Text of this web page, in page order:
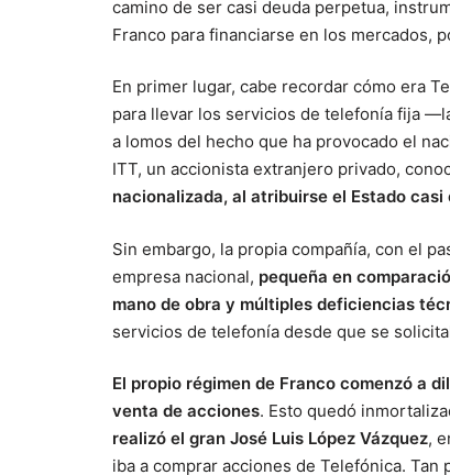
camino de ser casi deuda perpetua,
Franco para financiarse en los mercados,
En primer lugar, cabe recordar cómo era
para llevar los servicios de telefonía fija
a lomos del hecho que ha provocado el
ITT, un accionista extranjero privado,
nacionalizada, al atribuirse el Estado
Sin embargo, la propia compañía, con el
empresa nacional, pequeña en
mano de obra y múltiples deficiencias
servicios de telefonía desde que se
El propio régimen de Franco comenzó a
venta de acciones. Esto quedó
realizó el gran José Luis López Vázquez,
iba a comprar acciones de Telefónica.